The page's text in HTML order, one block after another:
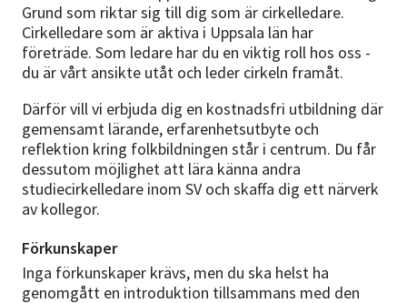
Grund som riktar sig till dig som är cirkelledare.
Cirkelledare som är aktiva i Uppsala län har
företräde. Som ledare har du en viktig roll hos oss -
du är vårt ansikte utåt och leder cirkeln framåt.
Därför vill vi erbjuda dig en kostnadsfri utbildning där
gemensamt lärande, erfarenhetsutbyte och
reflektion kring folkbildningen står i centrum. Du får
dessutom möjlighet att lära känna andra
studiecirkelledare inom SV och skaffa dig ett närverk
av kollegor.
Förkunskaper
Inga förkunskaper krävs, men du ska helst ha
genomgått en introduktion tillsammans med den